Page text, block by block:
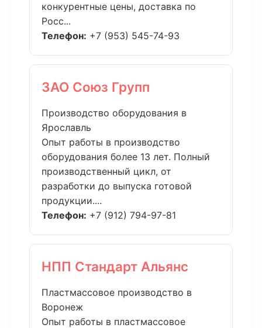
конкурентные цены, доставка по
Росс...
Телефон: +7 (953) 545-74-93
ЗАО Союз Групп
Производство оборудования в
Ярославль
Опыт работы в производство
оборудования более 13 лет. Полный
производственный цикл, от
разработки до выпуска готовой
продукции....
Телефон: +7 (912) 794-97-81
НПП Стандарт Альянс
Пластмассовое производство в
Воронеж
Опыт работы в пластмассовое